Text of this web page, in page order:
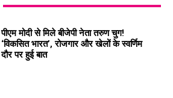
पीएम मोदी से मिले बीजेपी नेता तरुण चुग!
‘विकसित भारत’, रोजगार और खेलों के स्वर्णिम
दौर पर हुई बात